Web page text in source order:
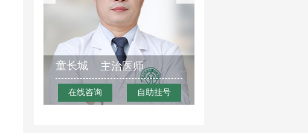
童长城 主治医师
在线咨询 自助挂号